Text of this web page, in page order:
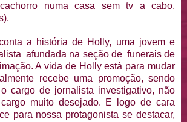
numa casa sem tv a cabo,
a história de Holly, uma jovem e
afundada na seção de funerais de
A vida de Holly está para mudar
recebe uma promoção, sendo
cargo de jornalista investigativo, não
muito desejado. E logo de cara
para nossa protagonista se destacar,